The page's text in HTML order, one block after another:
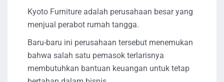
Kyoto Furniture adalah perusahaan besar yang
menjual perabot rumah tangga.
Baru-baru ini perusahaan tersebut menemukan
bahwa salah satu pemasok terlarisnya
membutuhkan bantuan keuangan untuk tetap